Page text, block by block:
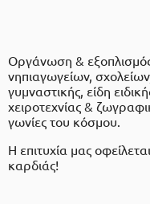
Οργάνωση &
νηπιαγωγείων,
γυμναστικής, είδη
χειροτεχνίας &
γωνίες του κόσμου.
Η επιτυχία μας
καρδιάς!